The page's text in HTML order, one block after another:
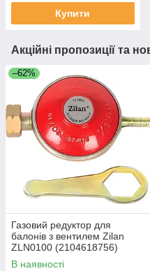
Купити
Акційні пропозиції та
–62%
Газовий редуктор для
балонів з вентилем Zilan
ZLN0100 (2104618756)
В наявності